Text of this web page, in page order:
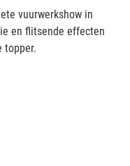
vuurwerkshow in
en flitsende effecten
topper.